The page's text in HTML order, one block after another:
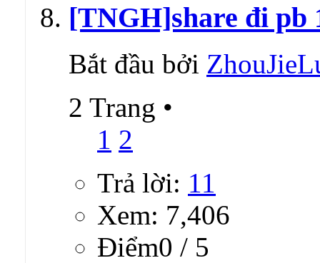
[TNGH]share đi pb
Bắt đầu bởi
2 Trang •
1 2
Trả lời: 11
Xem: 7,406
Ðiểm0 / 5